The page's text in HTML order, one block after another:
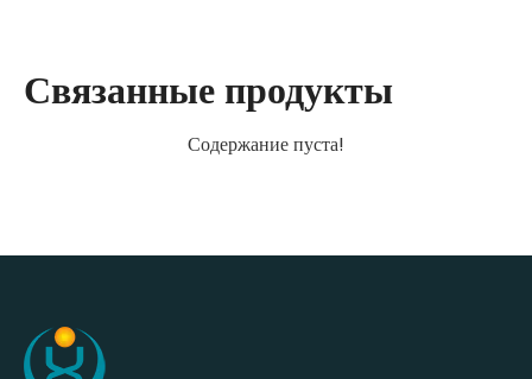
Связанные продукты
Содержание пуста!